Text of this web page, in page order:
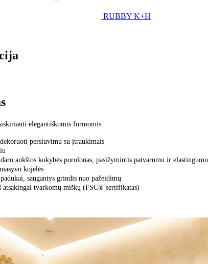
RUBBY K+H
elegantiškomis formomis
persiuvimu su įtraukimais
aukštos kokybės porolonas, pasižymintis patvarumu ir elastingumu
kojelės
saugantys grindis nuo pažeidimų
atsakingai tvarkomų miškų (FSC® sertifikatas)